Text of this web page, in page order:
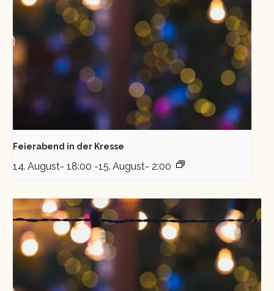
Feierabend in der Kresse
14. August- 18:00 -15. August- 2:00